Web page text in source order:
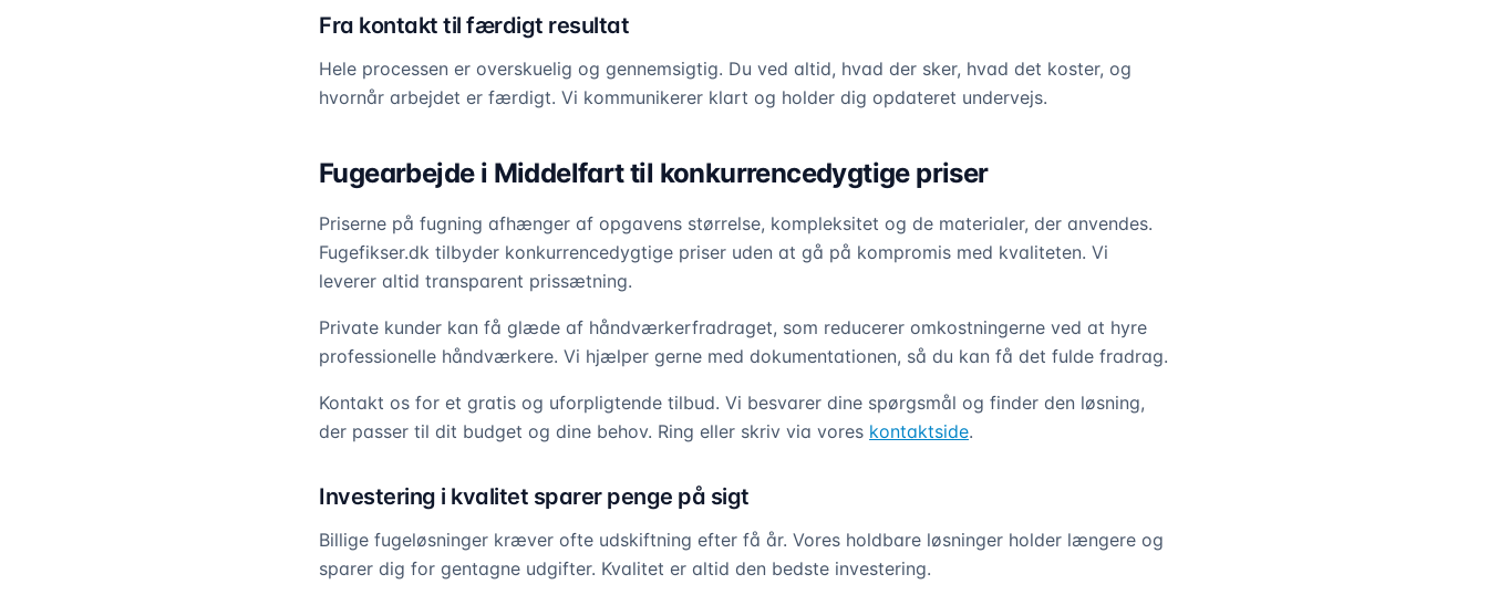
Fra kontakt til færdigt resultat
Hele processen er overskuelig og gennemsigtig. Du ved altid, hvad der sker, hvad det koster, og
hvornår arbejdet er færdigt. Vi kommunikerer klart og holder dig opdateret undervejs.
Fugearbejde i Middelfart til konkurrencedygtige priser
Priserne på fugning afhænger af opgavens størrelse, kompleksitet og de materialer, der anvendes.
Fugefikser.dk tilbyder konkurrencedygtige priser uden at gå på kompromis med kvaliteten. Vi
leverer altid transparent prissætning.
Private kunder kan få glæde af håndværkerfradraget, som reducerer omkostningerne ved at hyre
professionelle håndværkere. Vi hjælper gerne med dokumentationen, så du kan få det fulde fradrag.
Kontakt os for et gratis og uforpligtende tilbud. Vi besvarer dine spørgsmål og finder den løsning,
der passer til dit budget og dine behov. Ring eller skriv via vores kontaktside.
Investering i kvalitet sparer penge på sigt
Billige fugeløsninger kræver ofte udskiftning efter få år. Vores holdbare løsninger holder længere og
sparer dig for gentagne udgifter. Kvalitet er altid den bedste investering.